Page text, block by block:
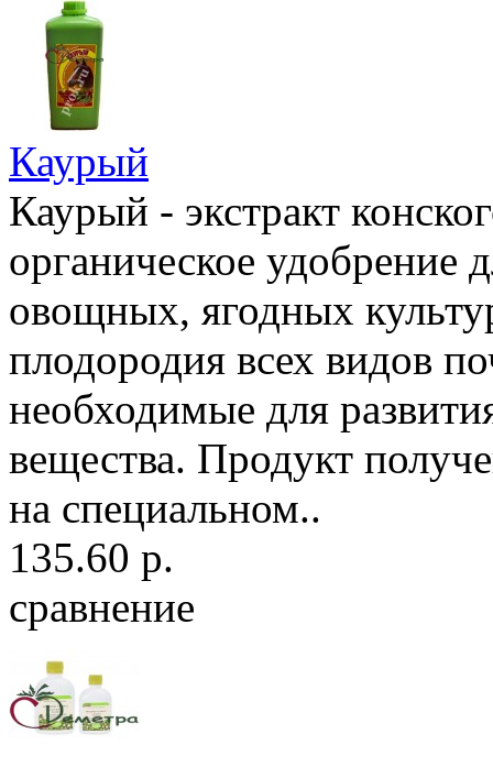
Каурый
Каурый - экстракт
органическое
овощных, ягодных
плодородия всех видов
необходимые для
вещества. Продукт
на специальном..
135.60 р.
сравнение